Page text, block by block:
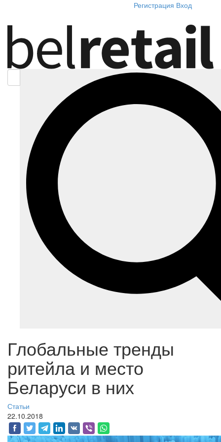
Регистрация Вход
Глобальные тренды
ритейла и место
Беларуси в них
Статьи
22.10.2018